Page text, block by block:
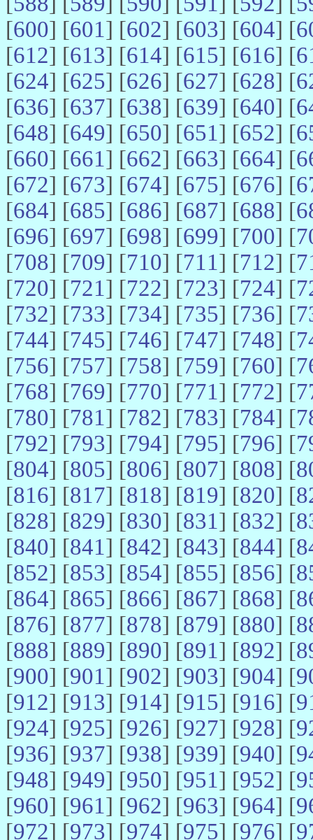
[600] [601] [602] [603] [604] [
[612] [613] [614] [615] [616] [
[624] [625] [626] [627] [628] [
[636] [637] [638] [639] [640] [
[648] [649] [650] [651] [652] [
[660] [661] [662] [663] [664] [
[672] [673] [674] [675] [676] [
[684] [685] [686] [687] [688] [
[696] [697] [698] [699] [700] [
[708] [709] [710] [711] [712] [
[720] [721] [722] [723] [724] [
[732] [733] [734] [735] [736] [
[744] [745] [746] [747] [748] [
[756] [757] [758] [759] [760] [
[768] [769] [770] [771] [772] [
[780] [781] [782] [783] [784] [
[792] [793] [794] [795] [796] [
[804] [805] [806] [807] [808] [
[816] [817] [818] [819] [820] [
[828] [829] [830] [831] [832] [
[840] [841] [842] [843] [844] [
[852] [853] [854] [855] [856] [
[864] [865] [866] [867] [868] [
[876] [877] [878] [879] [880] [
[888] [889] [890] [891] [892] [
[900] [901] [902] [903] [904] [
[912] [913] [914] [915] [916] [
[924] [925] [926] [927] [928] [
[936] [937] [938] [939] [940] [
[948] [949] [950] [951] [952] [
[960] [961] [962] [963] [964] [
[972] [973] [974] [975] [976] [